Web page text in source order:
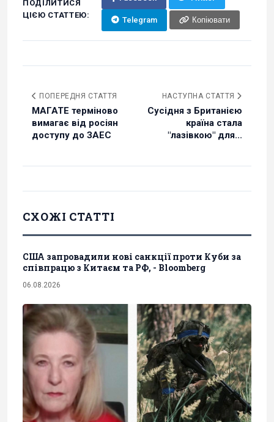
ПОДІЛИТИСЯ
ЦІЄЮ СТАТТЕЮ:
Telegram Копіювати
ПОПЕРЕДНЯ СТАТТЯ
МАГАТЕ терміново
вимагає від росіян
доступу до ЗАЕС
НАСТУПНА СТАТТЯ
Сусідня з Британією
країна стала
"лазівкою" для...
СХОЖІ СТАТТІ
США запровадили нові санкції проти Куби за
співпрацю з Китаєм та РФ, - Bloomberg
06.08.2026